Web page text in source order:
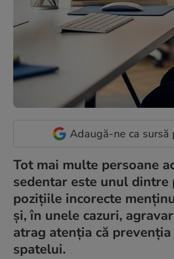
Adaugă-ne ca sursă
Tot mai multe persoane
sedentar este unul
pozițiile incorecte
și, în unele cazuri,
atrag atenția că
spatelui.